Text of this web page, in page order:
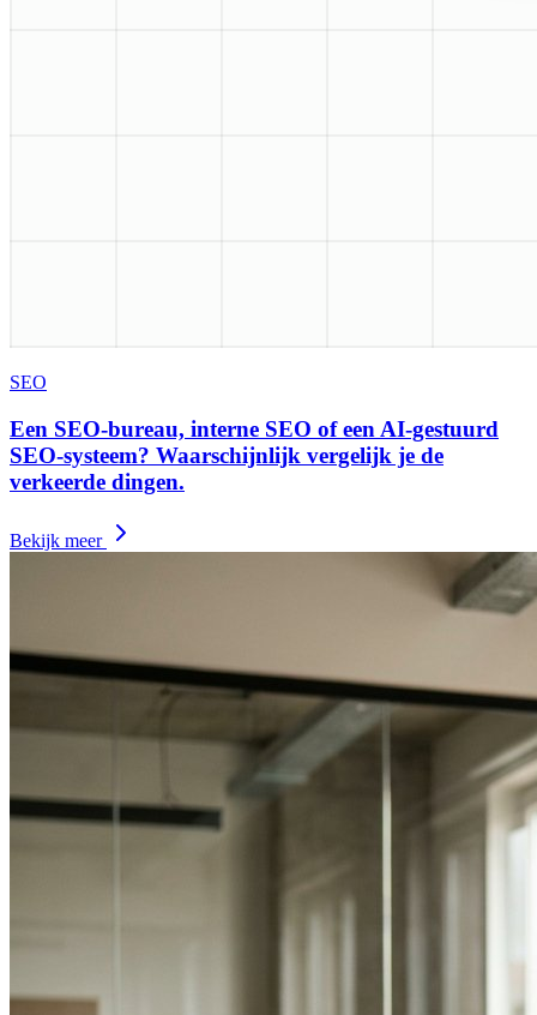
SEO
Een SEO-bureau, interne SEO of een AI-gestuurd
SEO-systeem? Waarschijnlijk vergelijk je de
verkeerde dingen.
Bekijk meer